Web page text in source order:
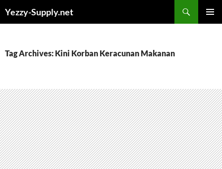
Yezzy-Supply.net
Tag Archives: Kini Korban Keracunan Makanan